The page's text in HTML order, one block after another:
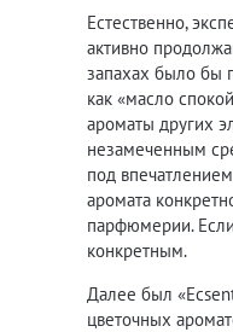
Естественно,
активно
запахах было бы
как «масло
ароматы других
незамеченным
под
аромата
парфюмерии. Если
конкретным.
Далее был
цветочных